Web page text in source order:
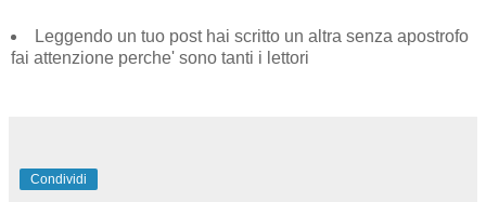
Leggendo un tuo post hai scritto un altra senza apostrofo
fai attenzione perche' sono tanti i lettori
Condividi